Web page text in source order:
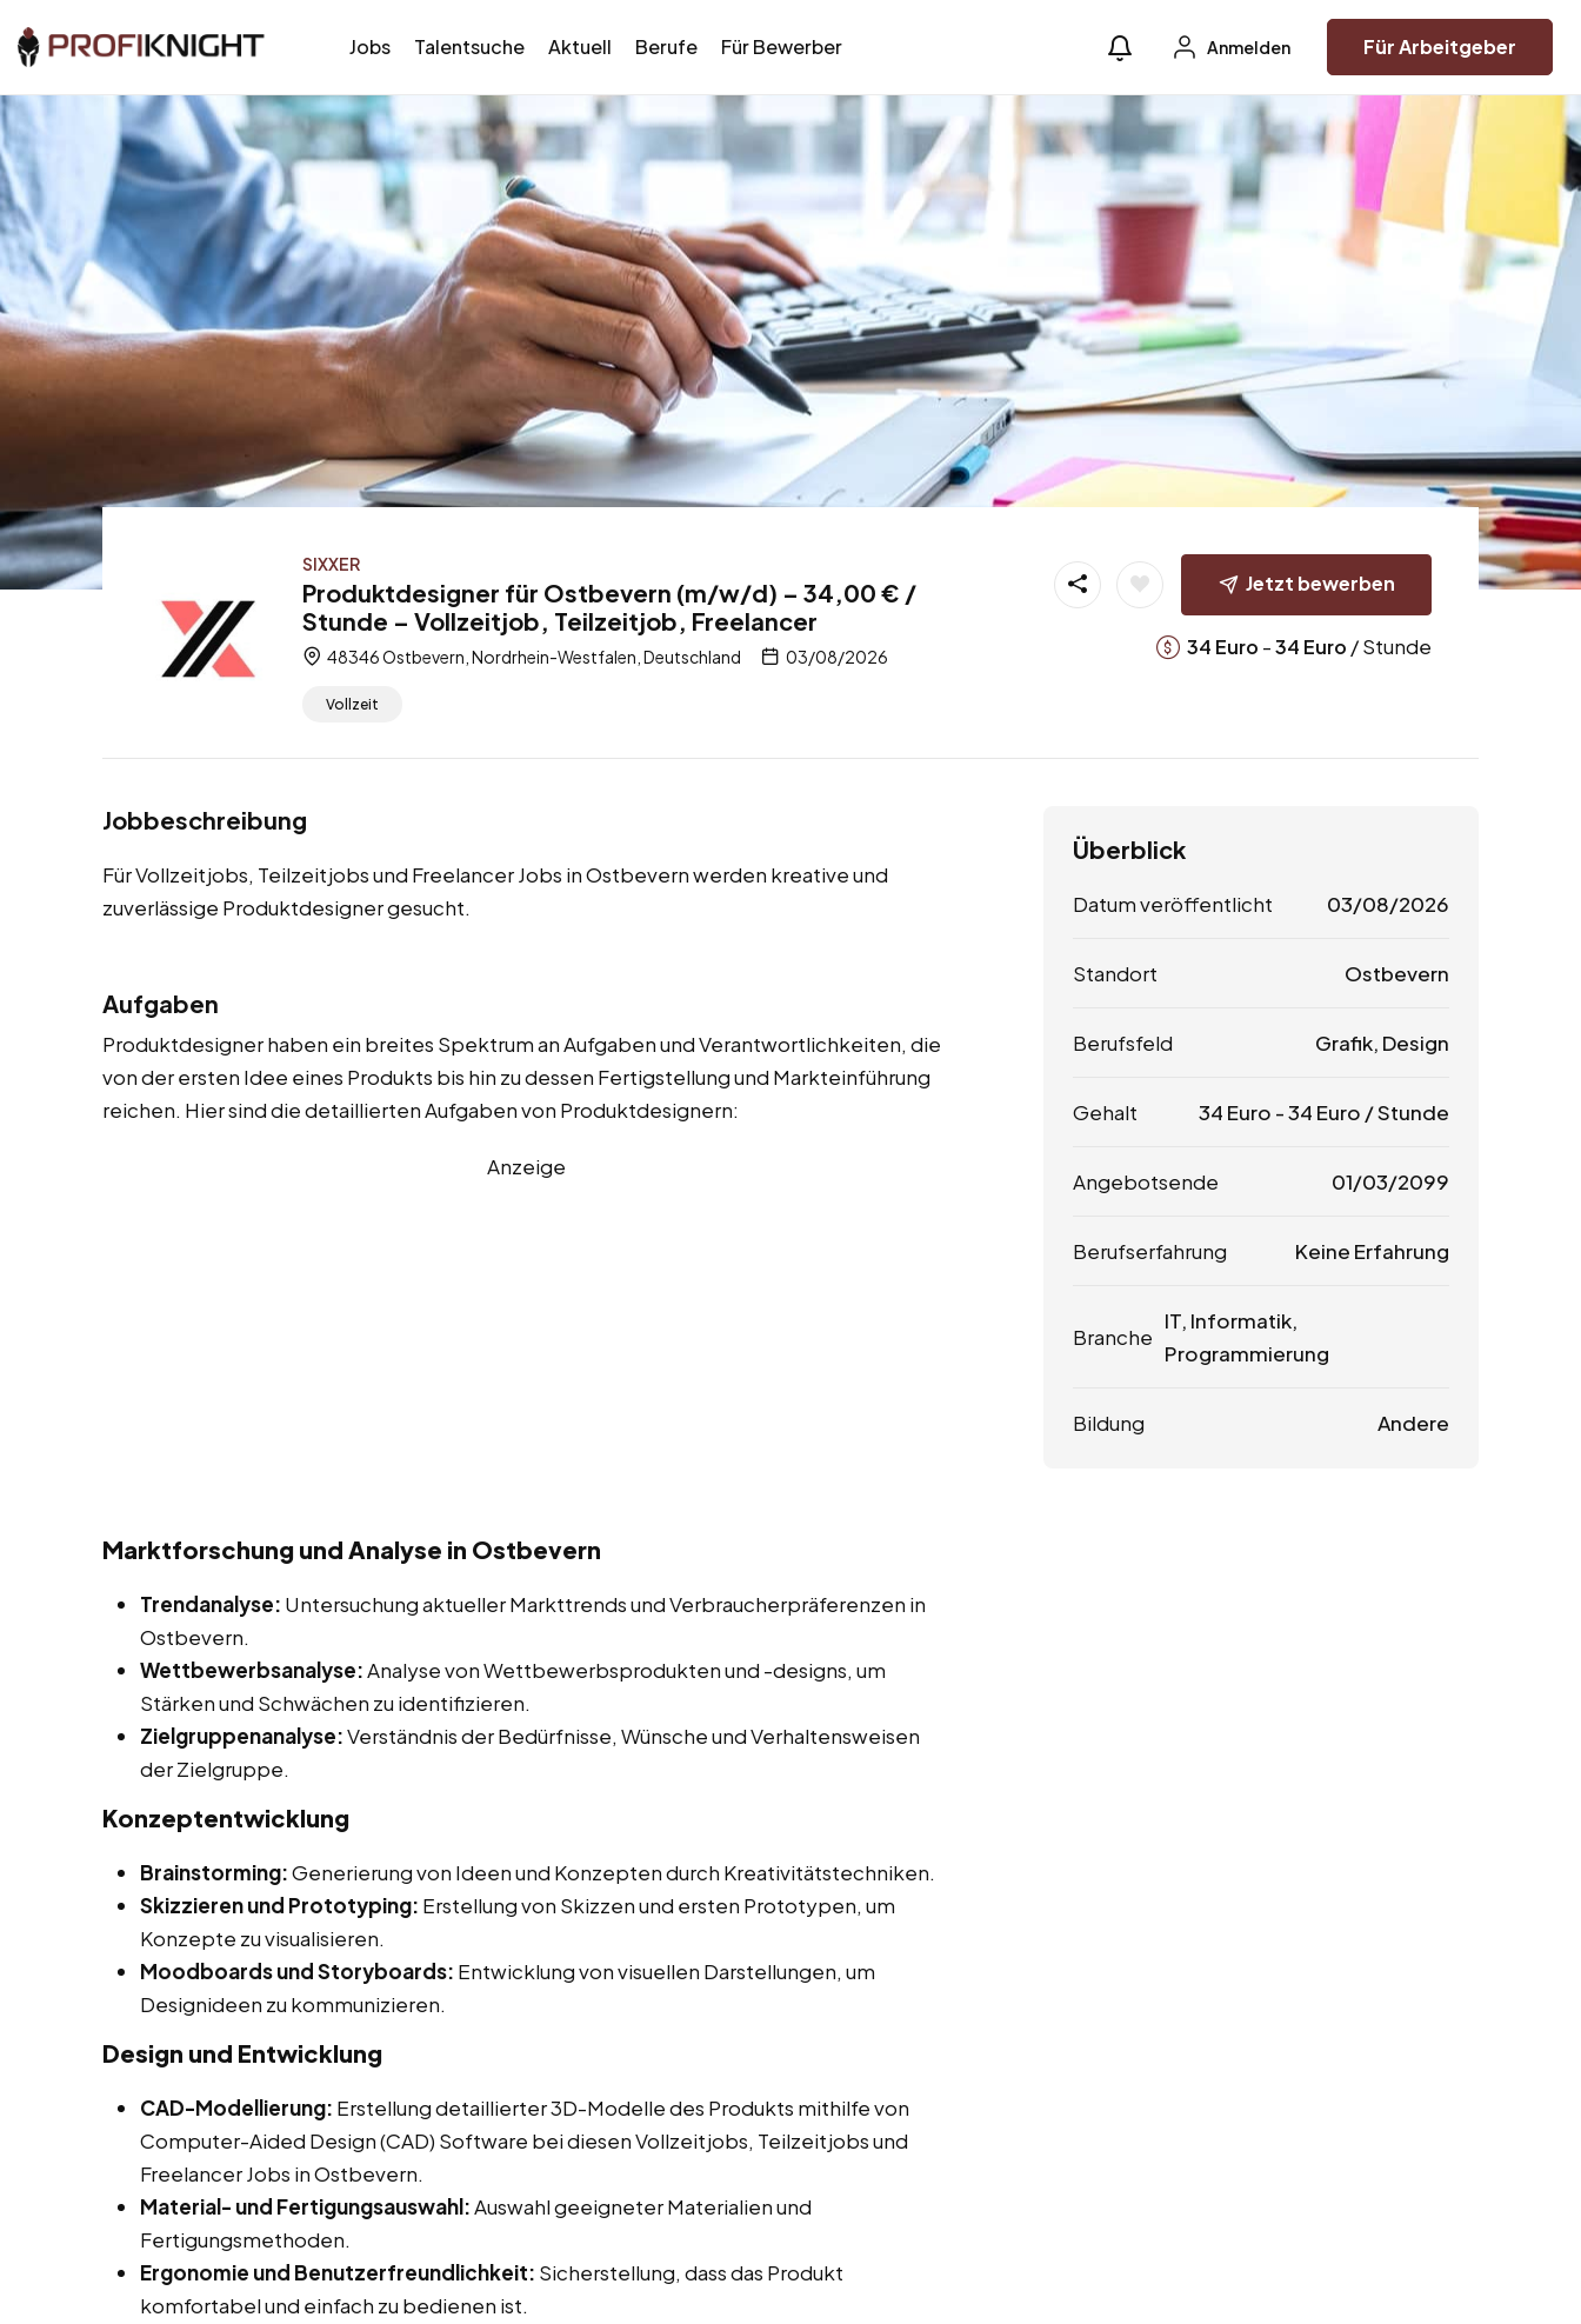
Jobs Talentsuche Aktuell Berufe Für Bewerber Anmelden Für Arbeitgeber
SIXXER
Produktdesigner für Ostbevern (m/w/d) – 34,00 € /
Stunde – Vollzeitjob, Teilzeitjob, Freelancer
48346 Ostbevern, Nordrhein-Westfalen, Deutschland 03/08/2026
Vollzeit
Jetzt bewerben
34 Euro -34 Euro / Stunde
Jobbeschreibung
Für Vollzeitjobs, Teilzeitjobs und Freelancer Jobs in Ostbevern werden kreative und
zuverlässige Produktdesigner gesucht.
Aufgaben
Produktdesigner haben ein breites Spektrum an Aufgaben und Verantwortlichkeiten, die
von der ersten Idee eines Produkts bis hin zu dessen Fertigstellung und Markteinführung
reichen. Hier sind die detaillierten Aufgaben von Produktdesignern:
Anzeige
Marktforschung und Analyse in Ostbevern
Trendanalyse: Untersuchung aktueller Markttrends und Verbraucherpräferenzen in
Ostbevern.
Wettbewerbsanalyse:Analyse von Wettbewerbsprodukten und -designs, um
Stärken und Schwächen zu identifizieren.
Zielgruppenanalyse:Verständnis der Bedürfnisse, Wünsche und Verhaltensweisen
der Zielgruppe.
Konzeptentwicklung
Brainstorming:Generierung von Ideen und Konzepten durch Kreativitätstechniken.
Skizzieren und Prototyping: Erstellung von Skizzen und ersten Prototypen, um
Konzepte zu visualisieren.
Moodboards und Storyboards: Entwicklung von visuellen Darstellungen, um
Designideen zu kommunizieren.
Design und Entwicklung
CAD-Modellierung: Erstellung detaillierter 3D-Modelle des Produkts mithilfe von
Computer-Aided Design (CAD) Software bei diesen Vollzeitjobs, Teilzeitjobs und
Freelancer Jobs in Ostbevern.
Material- und Fertigungsauswahl:Auswahl geeigneter Materialien und
Fertigungsmethoden.
Ergonomie und Benutzerfreundlichkeit: Sicherstellung, dass das Produkt
komfortabel und einfach zu bedienen ist.
Überblick
Datum veröffentlicht 03/08/2026
Standort Ostbevern
Berufsfeld Grafik, Design
Gehalt 34 Euro -34 Euro / Stunde
Angebotsende 01/03/2099
Berufserfahrung Keine Erfahrung
Branche
IT, Informatik,
Programmierung
Bildung Andere